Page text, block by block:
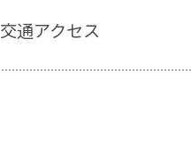
交通アクセス